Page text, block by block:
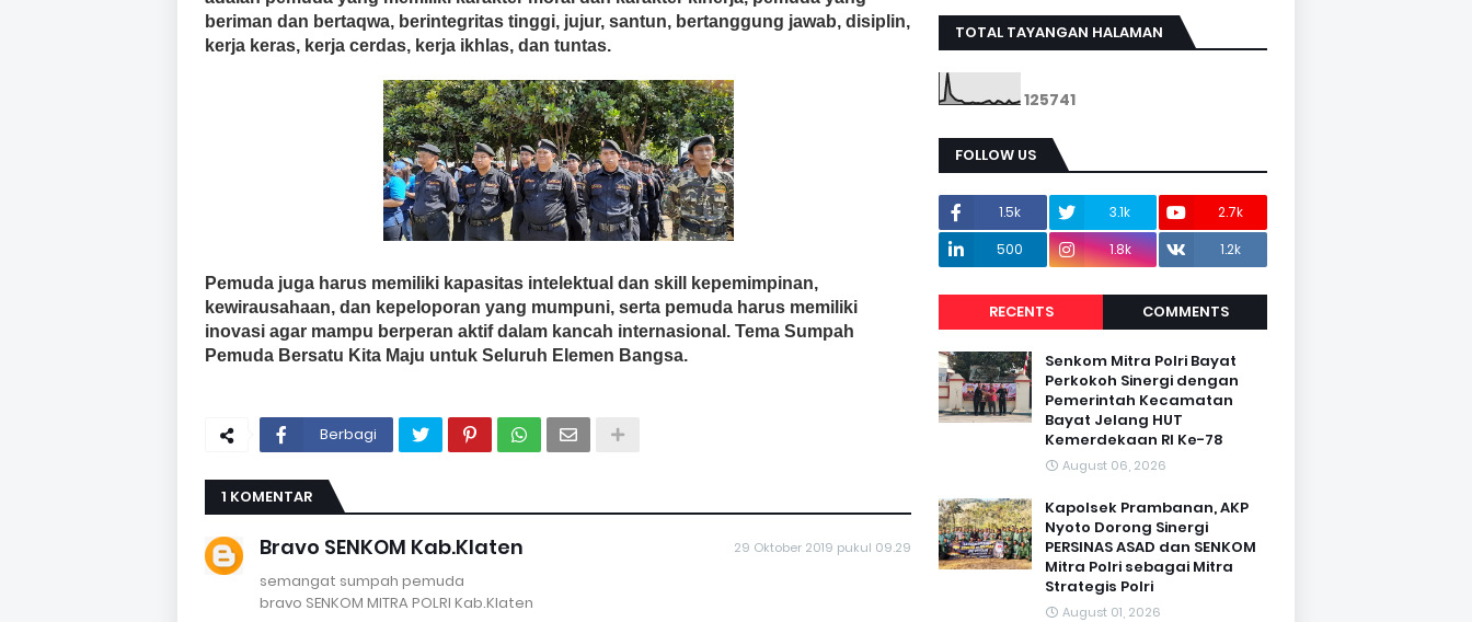
beriman dan bertaqwa, berintegritas tinggi, jujur, santun, bertanggung jawab, disiplin,
kerja keras, kerja cerdas, kerja ikhlas, dan tuntas.
Pemuda juga harus memiliki kapasitas intelektual dan skill kepemimpinan,
kewirausahaan, dan kepeloporan yang mumpuni, serta pemuda harus memiliki
inovasi agar mampu berperan aktif dalam kancah internasional. Tema Sumpah
Pemuda Bersatu Kita Maju untuk Seluruh Elemen Bangsa.
Berbagi
1 KOMENTAR
Bravo SENKOM Kab.Klaten 29 Oktober 2019 pukul 09.29
semangat sumpah pemuda
bravo SENKOM MITRA POLRI Kab.Klaten
TOTAL TAYANGAN HALAMAN
125741
FOLLOW US
1.5k 3.1k
2.7k
500
1.8k 1.2k
RECENTS COMMENTS
Senkom Mitra Polri Bayat
Perkokoh Sinergi dengan
Pemerintah Kecamatan
Bayat Jelang HUT
Kemerdekaan RI Ke-78
August 06, 2026
Kapolsek Prambanan, AKP
Nyoto Dorong Sinergi
PERSINAS ASAD dan SENKOM
Mitra Polri sebagai Mitra
Strategis Polri
August 01, 2026